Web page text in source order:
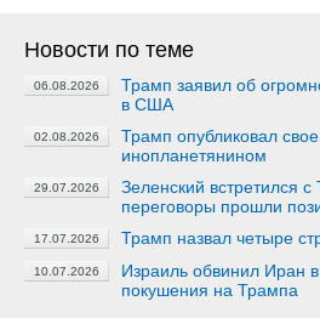
Новости по теме
06.08.2026
Трамп заявил об
в США
02.08.2026
Трамп опубликовал
инопланетянином
29.07.2026
Зеленский встретился
переговоры прошли
17.07.2026 Трамп назвал четыре
10.07.2026
Израиль обвинил Иран
покушения на Трампа